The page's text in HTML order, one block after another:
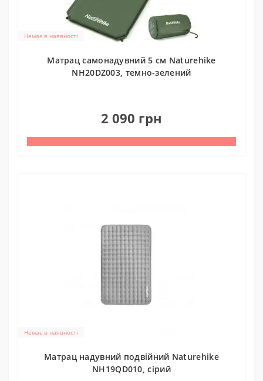
Немає в наявності
Матрац cамонадувний 5 см Naturehike
NH20DZ003, темно-зелений
2 090 грн
Немає в наявності
Матрац надувний подвійний Naturehike
NH19QD010, сірий